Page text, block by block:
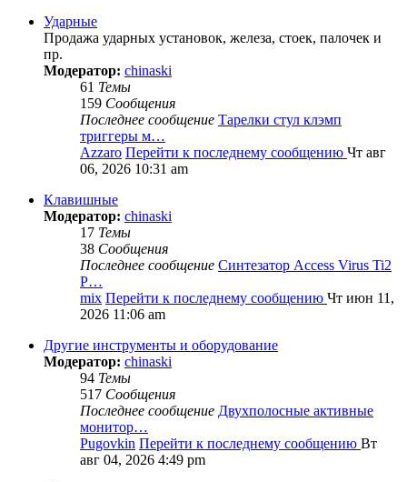
Ударные
Продажа ударных установок, железа, стоек, палочек и
пр.
Модератор: chinaski
61 Темы
159 Сообщения
Последнее сообщение Тарелки стул клэмп
триггеры м…
Azzaro Перейти к последнему сообщению Чт авг
06, 2026 10:31 am
Клавишные
Модератор: chinaski
17 Темы
38 Сообщения
Последнее сообщение Синтезатор Access Virus Ti2
P…
mix Перейти к последнему сообщению Чт июн 11,
2026 11:06 am
Другие инструменты и оборудование
Модератор: chinaski
94 Темы
517 Сообщения
Последнее сообщение Двухполосные активные
монитор…
Pugovkin Перейти к последнему сообщению Вт
авг 04, 2026 4:49 pm